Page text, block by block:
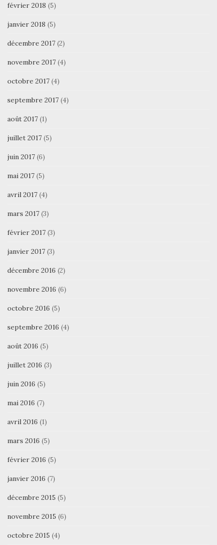
février 2018 (5)
janvier 2018 (5)
décembre 2017 (2)
novembre 2017 (4)
octobre 2017 (4)
septembre 2017 (4)
août 2017 (1)
juillet 2017 (5)
juin 2017 (6)
mai 2017 (5)
avril 2017 (4)
mars 2017 (3)
février 2017 (3)
janvier 2017 (3)
décembre 2016 (2)
novembre 2016 (6)
octobre 2016 (5)
septembre 2016 (4)
août 2016 (5)
juillet 2016 (3)
juin 2016 (5)
mai 2016 (7)
avril 2016 (1)
mars 2016 (5)
février 2016 (5)
janvier 2016 (7)
décembre 2015 (5)
novembre 2015 (6)
octobre 2015 (4)